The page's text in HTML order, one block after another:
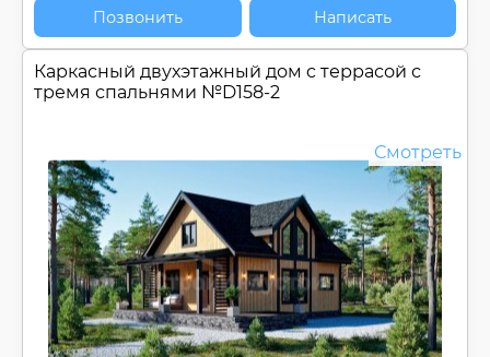
Позвонить Написать
Каркасный двухэтажный дом c террасой с
тремя спальнями №D158-2
Смотреть